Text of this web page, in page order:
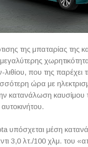
της μπαταρίας της
λιθίου, που της παρέχει
ώρα με
κατανάλωση καυσίμου
υπόσχεται μέση
3,0 λτ./100 χλμ. του